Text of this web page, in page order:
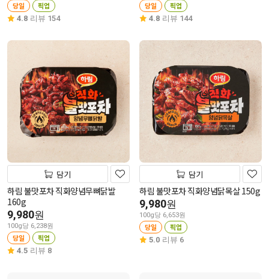
당일 픽업
4.8 리뷰 154
당일 픽업
4.8 리뷰 144
담기
하림 불맛포차 직화양념무뼈닭발
160g
9,980원
100g당 6,238원
당일 픽업
4.5 리뷰 8
담기
하림 불맛포차 직화양념닭목살 150g
9,980원
100g당 6,653원
당일 픽업
5.0 리뷰 6